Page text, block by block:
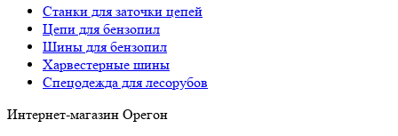
Станки для заточки цепей
Цепи для бензопил
Шины для бензопил
Харвестерные шины
Спецодежда для лесорубов
Интернет-магазин Орегон